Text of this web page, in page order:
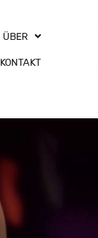
ÜBER
KONTAKT